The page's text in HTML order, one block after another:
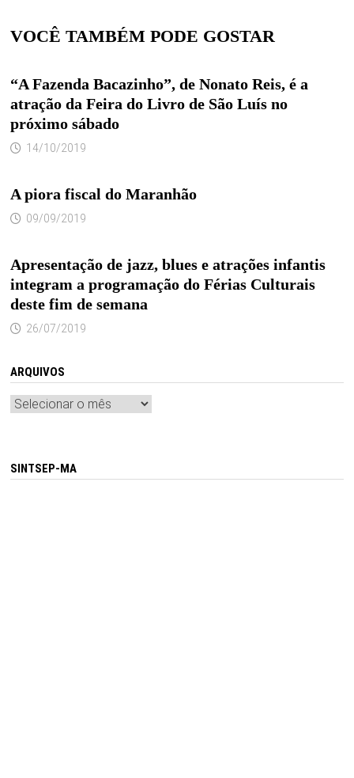
VOCÊ TAMBÉM PODE GOSTAR
“A Fazenda Bacazinho”, de Nonato Reis, é a
atração da Feira do Livro de São Luís no
próximo sábado
14/10/2019
A piora fiscal do Maranhão
09/09/2019
Apresentação de jazz, blues e atrações infantis
integram a programação do Férias Culturais
deste fim de semana
26/07/2019
ARQUIVOS
Arquivos
SINTSEP-MA